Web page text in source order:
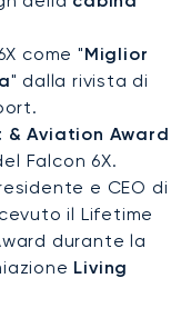
come "Miglior
" dalla rivista di
Aviation Award
Falcon 6X.
e CEO di
il Lifetime
durante la
Living